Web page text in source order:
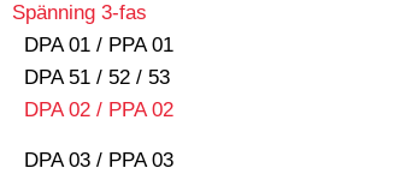
Spänning 3-fas
DPA 01 / PPA 01
DPA 51 / 52 / 53
DPA 02 / PPA 02
DPA 03 / PPA 03